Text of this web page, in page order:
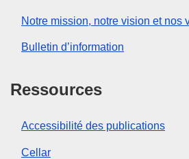
Notre mission, notre vision et nos
Bulletin d’information
Ressources
Accessibilité des publications
Cellar